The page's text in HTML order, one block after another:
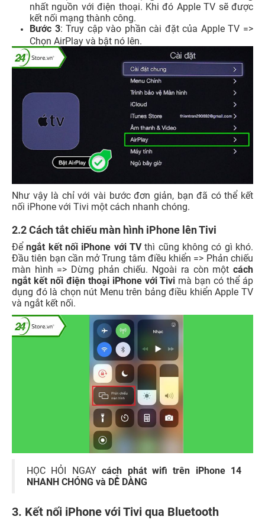
nhất nguồn với điện thoại. Khi đó Apple TV sẽ được
kết nối mạng thành công.
Bước 3: Truy cập vào phần cài đặt của Apple TV =>
Chọn AirPlay và bật nó lên.
Như vậy là chỉ với vài bước đơn giản, bạn đã có thể kết
nối iPhone với Tivi một cách nhanh chóng.
2.2 Cách tắt chiếu màn hình iPhone lên Tivi
Đểngắt kết nối iPhone với TVthì cũng không có gì khó.
Đầu tiên bạn cần mở Trung tâm điều khiển => Phản chiếu
màn hình => Dừng phản chiếu. Ngoài ra còn mộtcách
ngắt kết nối điện thoại iPhone với Tivi mà bạn có thể áp
dụng đó là chọn nút Menu trên bảng điều khiển Apple TV
và ngắt kết nối.
HỌC HỎI NGAYcách phát wifi trên iPhone 14
NHANH CHÓNG và DỄ DÀNG
3. Kết nối iPhone với Tivi qua Bluetooth